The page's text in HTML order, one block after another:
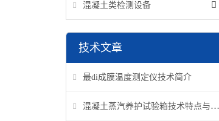
混凝土类检测设备
技术文章
最di成膜温度测定仪技术简介
混凝土蒸汽养护试验箱技术特点与应用解析